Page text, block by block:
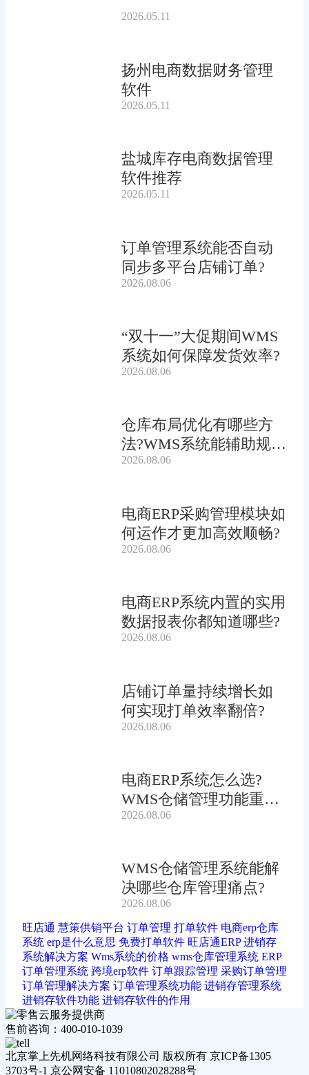
2026.05.11
扬州电商数据财务管理
软件
2026.05.11
盐城库存电商数据管理
软件推荐
2026.05.11
订单管理系统能否自动
同步多平台店铺订单?
2026.08.06
“双十一”大促期间WMS
系统如何保障发货效率?
2026.08.06
仓库布局优化有哪些方
法?WMS系统能辅助规划
吗?
2026.08.06
电商ERP采购管理模块如
何运作才更加高效顺畅?
2026.08.06
电商ERP系统内置的实用
数据报表你都知道哪些?
2026.08.06
店铺订单量持续增长如
何实现打单效率翻倍?
2026.08.06
电商ERP系统怎么选?
WMS仓储管理功能重要
吗?
2026.08.06
WMS仓储管理系统能解
决哪些仓库管理痛点?
2026.08.06
旺店通 慧策供销平台 订单管理 打单软件 电商erp仓库
系统 erp是什么意思 免费打单软件 旺店通ERP 进销存
系统解决方案 Wms系统的价格 wms仓库管理系统 ERP
订单管理系统 跨境erp软件 订单跟踪管理 采购订单管理
订单管理解决方案 订单管理系统功能 进销存管理系统
进销存软件功能 进销存软件的作用
售前咨询：400-010-1039
北京掌上先机网络科技有限公司 版权所有 京ICP备1305
3703号-1 京公网安备 11010802028288号